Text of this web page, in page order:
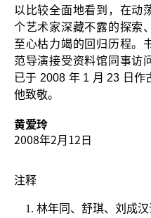
以比较全面地看到，在动
个艺术家深藏不露的探索
至心枯力竭的回归历程。
范导演接受资料馆同事访
已于 2008 年 1 月 23 日作
他致敬。
黄爱玲
2008年2月12日
注释
林年同、舒琪、刘成